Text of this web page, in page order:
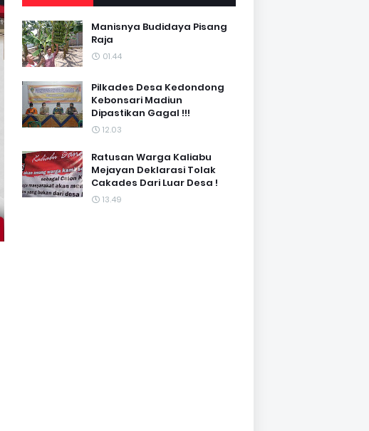
Manisnya Budidaya Pisang
Raja
01.44
Pilkades Desa Kedondong
Kebonsari Madiun
Dipastikan Gagal !!!
12.03
Ratusan Warga Kaliabu
Mejayan Deklarasi Tolak
Cakades Dari Luar Desa !
13.49